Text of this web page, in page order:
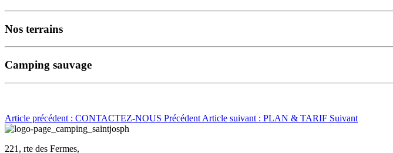
Nos terrains
Camping sauvage
Article précédent : CONTACTEZ-NOUS Précédent Article suivant : PLAN & TARIF Suivant
221, rte des Fermes,